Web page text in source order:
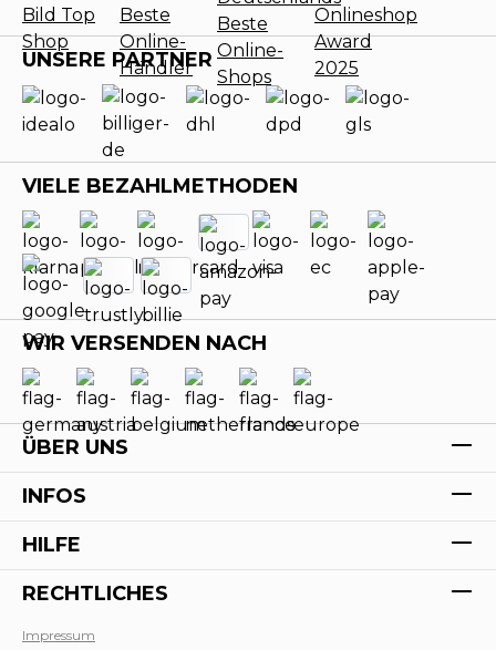
UNSERE PARTNER
VIELE BEZAHLMETHODEN
WIR VERSENDEN NACH
ÜBER UNS
INFOS
HILFE
RECHTLICHES
Impressum